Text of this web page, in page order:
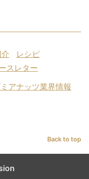
レシピ
スレター
アナッツ業界情報
Back to top